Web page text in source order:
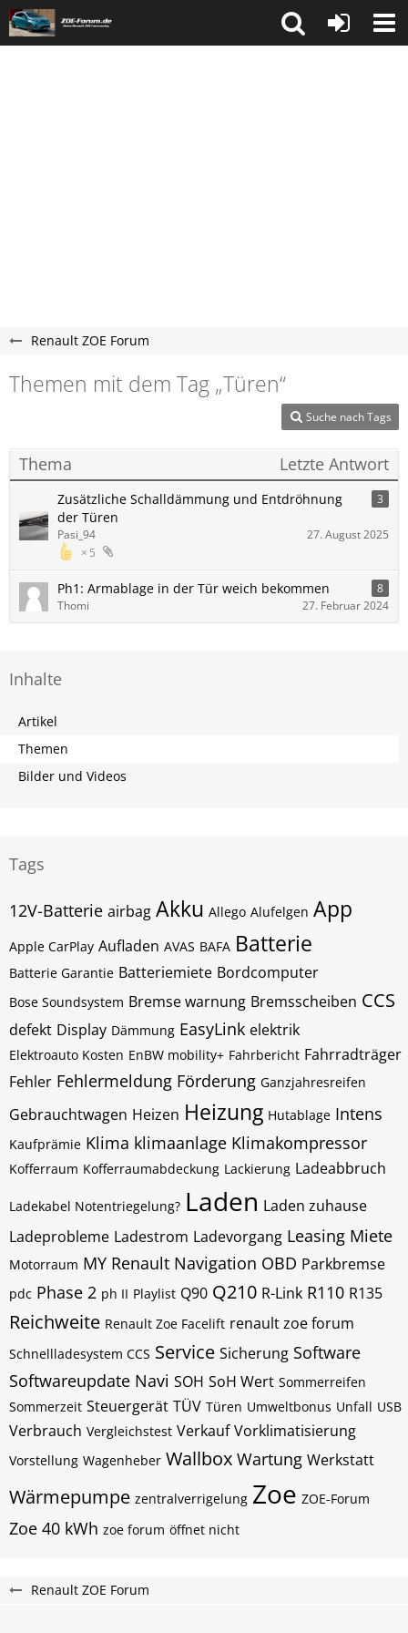
Renault ZOE Forum
Themen mit dem Tag „Türen“
Suche nach Tags
Thema Letzte Antwort
Zusätzliche Schalldämmung und Entdröhnung
der Türen
3
5
Pasi_94 27. August 2025
Ph1: Armablage in der Tür weich bekommen
8
Thomi
27. Februar 2024
Inhalte
Artikel
Themen
Bilder und Videos
Tags
12V-Batterie airbag Akku Allego Alufelgen App
Apple CarPlay Aufladen AVAS BAFA Batterie
Batterie Garantie Batteriemiete Bordcomputer
Bose Soundsystem Bremse warnung Bremsscheiben CCS
defekt Display Dämmung EasyLink elektrik
Elektroauto Kosten EnBW mobility+ Fahrbericht Fahrradträger
Fehler Fehlermeldung Förderung Ganzjahresreifen
Gebrauchtwagen Heizen Heizung Hutablage Intens
Kaufprämie Klima klimaanlage Klimakompressor
Kofferraum Kofferraumabdeckung Lackierung Ladeabbruch
Ladekabel Notentriegelung? Laden Laden zuhause
Ladeprobleme Ladestrom Ladevorgang Leasing Miete
Motorraum MY Renault Navigation OBD Parkbremse
pdc Phase 2 ph II Playlist Q90 Q210 R-Link R110 R135
Reichweite Renault Zoe Facelift renault zoe forum
Schnellladesystem CCS Service Sicherung Software
Softwareupdate Navi SOH SoH Wert Sommerreifen
Sommerzeit Steuergerät TÜV Türen Umweltbonus Unfall USB
Verbrauch Vergleichstest Verkauf Vorklimatisierung
Vorstellung Wagenheber Wallbox Wartung Werkstatt
Wärmepumpe zentralverrigelung Zoe ZOE-Forum
Zoe 40 kWh zoe forum öffnet nicht
Renault ZOE Forum